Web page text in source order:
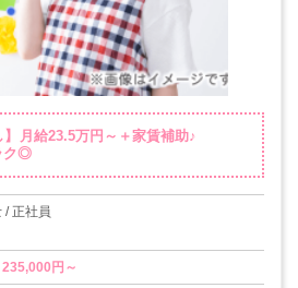
】月給23.5万円～＋家賃補助♪
ク◎
/ 正社員
235,000円～